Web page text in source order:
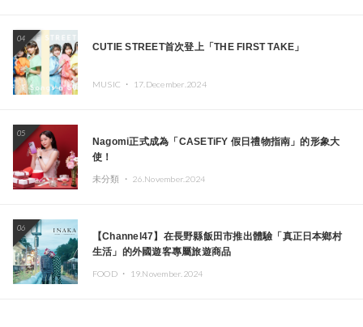
04
CUTIE STREET首次登上「THE FIRST TAKE」
MUSIC ・ 17.December.2024
05
Nagomi正式成為「CASETiFY 假日禮物指南」的形象大
使！
未分類 ・ 26.November.2024
06
【Channel47】在長野縣飯田市推出體驗「真正日本鄉村
生活」的外國遊客專屬旅遊商品
FOOD ・ 19.November.2024